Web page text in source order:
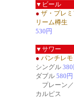
▼ビール
● ザ・プレ
リーム樽生
530円
▼サワー
● パンチレ
シングル
ダブル 580円
プレーン／
カルピス